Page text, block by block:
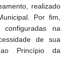
realizado
Por fim,
na
de sua
ao Princípio da